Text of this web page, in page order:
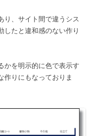
り、サイト間で違うシス
したと違和感のない作り
かを明示的に色で表示す
作りにもなっておりま